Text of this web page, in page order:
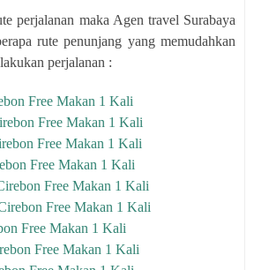
perjalanan maka Agen travel Surabaya
rute penunjang yang memudahkan
perjalanan :
Free Makan 1 Kali
Free Makan 1 Kali
Free Makan 1 Kali
Free Makan 1 Kali
Free Makan 1 Kali
Free Makan 1 Kali
Free Makan 1 Kali
Free Makan 1 Kali